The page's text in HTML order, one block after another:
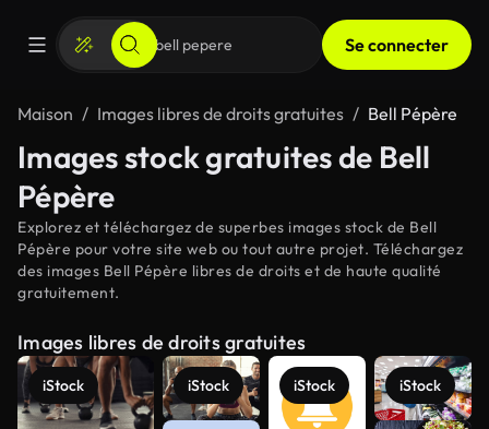
Se connecter
Maison Images libres de droits gratuites Bell Pépère
Images stock gratuites de Bell
Pépère
Explorez et téléchargez de superbes images stock de Bell
Pépère pour votre site web ou tout autre projet. Téléchargez
des images Bell Pépère libres de droits et de haute qualité
gratuitement.
Images libres de droits gratuites
iStock iStock iStock iStock